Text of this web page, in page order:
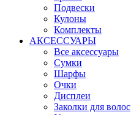
Подвески
Кулоны
Комплекты
АКСЕССУАРЫ
Все аксессуары
Сумки
Шарфы
Очки
Дисплеи
Заколки для волос